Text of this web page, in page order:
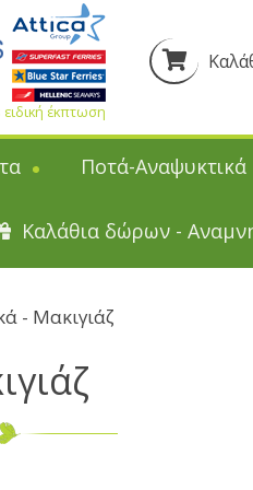
έκπτωση
Ποτά-Αναψυκτικά
Λικέρ Χίου
Καλάθια δώρων -
- Μακιγιάζ